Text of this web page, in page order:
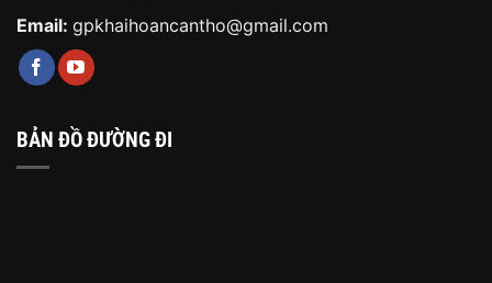
Email: gpkhaihoancantho@gmail.com
BẢN ĐỒ ĐƯỜNG ĐI